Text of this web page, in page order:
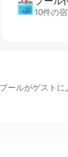
10件の
ールがゲストに